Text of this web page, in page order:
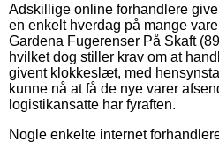
Adskillige online forhandlere
en enkelt hverdag på mange
Gardena Fugerenser På Skaft
hvilket dog stiller krav om at
givent klokkeslæt, med
kunne nå at få de nye varer
logistikansatte har fyraften.
Nogle enkelte internet